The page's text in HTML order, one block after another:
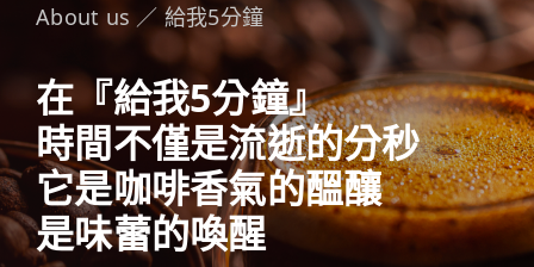
About us ／ 給我5分鐘
在『給我5分鐘』
時間不僅是流逝的分秒
它是咖啡香氣的醞釀
是味蕾的喚醒